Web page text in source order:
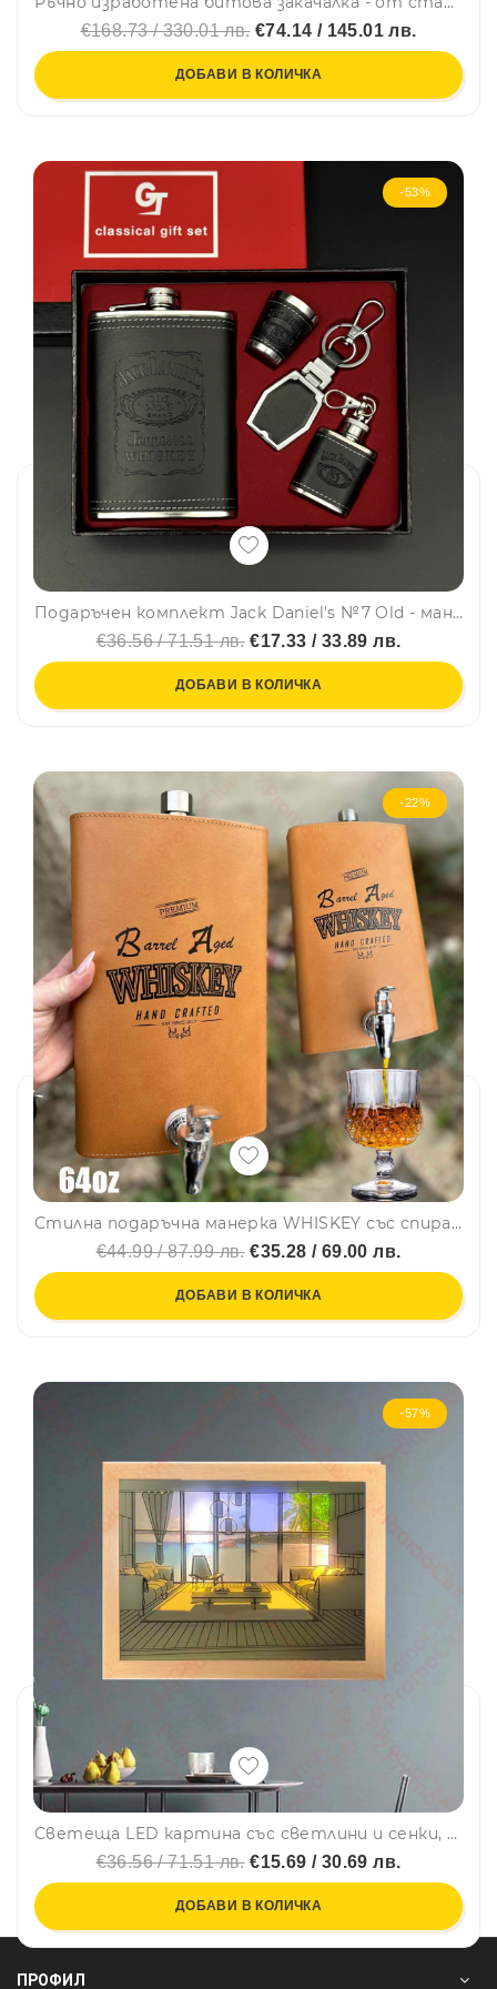
€168.73 / 330.01 лв.€74.14 / 145.01 лв.
ДОБАВИ В КОЛИЧКА
-53%
Подаръчен комплект Jack Daniel's №7 Old - манерка, мини манерка, ключодържател, чашка, #2018-2
€36.56 / 71.51 лв.€17.33 / 33.89 лв.
ДОБАВИ В КОЛИЧКА
-22%
Стилна подаръчна манерка WHISKEY със спирателно кранче FH-99, YH-64oz, неръждаема стомана и кожа
€44.99 / 87.99 лв.€35.28 / 69.00 лв.
ДОБАВИ В КОЛИЧКА
-57%
Светеща LED картина със светлини и сенки, модерен минималистичен дизайн, USB захранване - BY YHE SEA
€36.56 / 71.51 лв.€15.69 / 30.69 лв.
ДОБАВИ В КОЛИЧКА
ПРОФИЛ